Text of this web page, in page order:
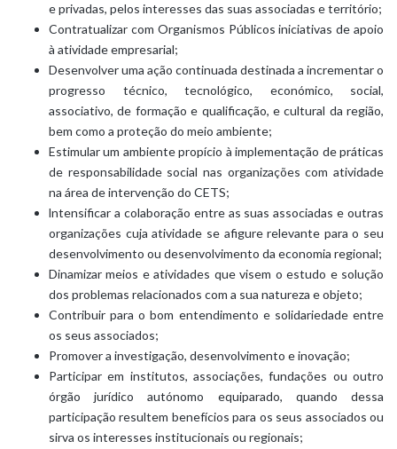
e privadas, pelos interesses das suas associadas e território;
Contratualizar com Organismos Públicos iniciativas de apoio
à atividade empresarial;
Desenvolver uma ação continuada destinada a incrementar o
progresso técnico, tecnológico, económico, social,
associativo, de formação e qualificação, e cultural da região,
bem como a proteção do meio ambiente;
Estimular um ambiente propício à implementação de práticas
de responsabilidade social nas organizações com atividade
na área de intervenção do CETS;
lntensificar a colaboração entre as suas associadas e outras
organizações cuja atividade se afigure relevante para o seu
desenvolvimento ou desenvolvimento da economia regional;
Dinamizar meios e atividades que visem o estudo e solução
dos problemas relacionados com a sua natureza e objeto;
Contribuir para o bom entendimento e solidariedade entre
os seus associados;
Promover a investigação, desenvolvimento e inovação;
Participar em institutos, associações, fundações ou outro
órgão jurídico autónomo equiparado, quando dessa
participação resultem benefícios para os seus associados ou
sirva os interesses institucionais ou regionais;